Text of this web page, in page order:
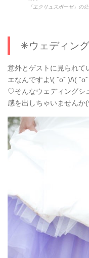
「エクリュスポーゼ」
✳︎ウェディン
意外とゲストに見られて
エなんですよ\( ˆoˆ )/\(
♡そんなウェディングシ
感を出しちゃいませんか